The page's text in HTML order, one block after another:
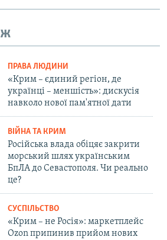
ПРАВА ЛЮДИНИ
«Крим – єдиний регіон, де
українці – меншість»: дискусія
навколо нової пам'ятної дати
ВІЙНА ТА КРИМ
Російська влада обіцяє закрити
морський шлях українським
БпЛА до Севастополя. Чи реально
це?
СУСПІЛЬСТВО
«Крим – не Росія»: маркетплейс
Ozon припинив прийом нових